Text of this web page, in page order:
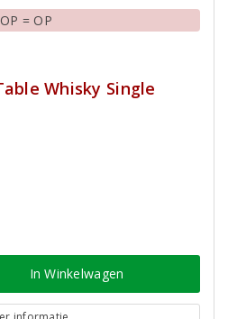
OP = OP
Whisky Single
In Winkelwagen